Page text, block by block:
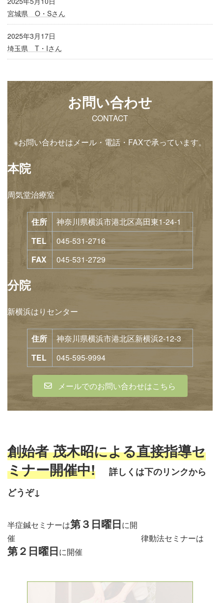
宮城県 O・Sさん
2025年3月17日
埼玉県 T・Iさん
お問い合わせ
CONTACT
※お問い合わせはメール・電話・FAXで承っています。
本院
周気堂治療室
住所 神奈川県横浜市港北区高田東1-24-1
TEL 045-531-2716
FAX 045-531-2729
分院
新横浜はりセンター
住所 神奈川県横浜市港北区新横浜2-12-3
TEL 045-595-9994
メールでのお問い合わせはこちら
創始者 茂木昭による直接指導セ
ミナー開催中!
詳しくは下のリンクから
どうぞ↓
半症鍼セミナーは第３日曜日に開
催 律動法セミナーは
第２日曜日に開催